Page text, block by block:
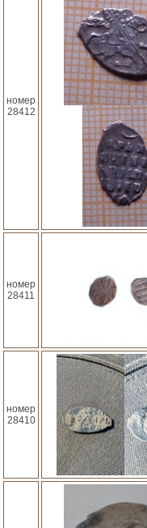
номер
28412
номер
28411
номер
28410